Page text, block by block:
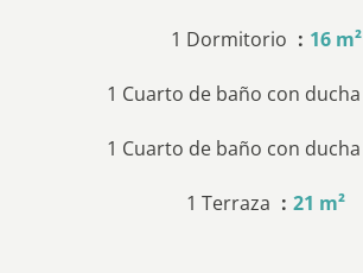
1 Dormitorio 16 m²
1 Cuarto de baño con ducha
1 Cuarto de baño con ducha
1 Terraza 21 m²